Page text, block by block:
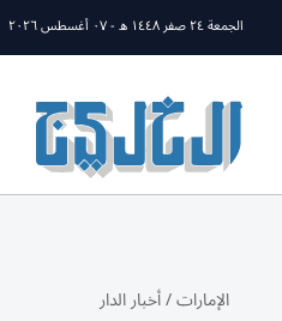
الجمعة ٢٤ صفر ١٤٤٨ ه - ٠٧ أغسطس ٢٠٢٦
الإمارات/أخبار الدار